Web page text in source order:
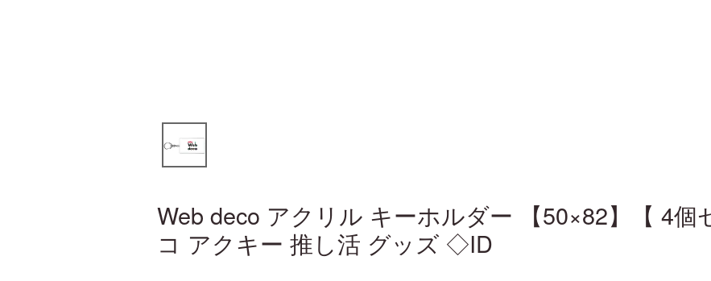
Web deco アクリル キーホルダー 【50×82】【 4
コ アクキー 推し活 グッズ ◇ID